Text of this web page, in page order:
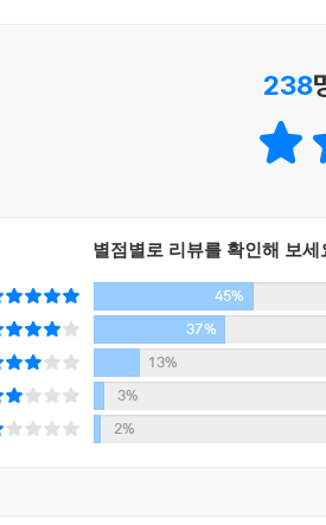
238
별점별로 리뷰를 확인해 보세
45%
37%
13%
3%
2%